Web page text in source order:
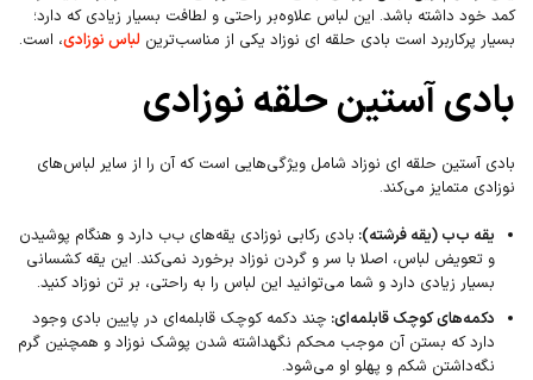
کمد خود داشته باشد. این لباس علاوه‌بر راحتی و لطافت بسیار زیادی که دارد؛
بسیار پرکاربرد است بادی حلقه ای نوزاد یکی از مناسب‌ترین لباس‌ نوزادی، است.
بادی آستین حلقه نوزادی
بادی آستین حلقه ای نوزاد شامل ویژگی‌هایی است که آن را از سایر لباس‌های
نوزادی متمایز می‌کند.
یقه ب‌ب (یقه فرشته): بادی رکابی نوزادی یقه‌های ب‌ب دارد و هنگام پوشیدن
و تعویض لباس، اصلا با سر و گردن نوزاد برخورد نمی‌کند. این یقه کشسانی
بسیار زیادی دارد و شما می‌توانید این لباس را به راحتی، بر تن نوزاد کنید.
دکمه‌های کوچک قابلمه‌ای: چند دکمه کوچک قابلمه‌ای در پایین بادی وجود
دارد که بستن آن موجب محکم نگهداشته شدن پوشک نوزاد و همچنین گرم
نگه‌داشتن شکم و پهلو او می‌شود.